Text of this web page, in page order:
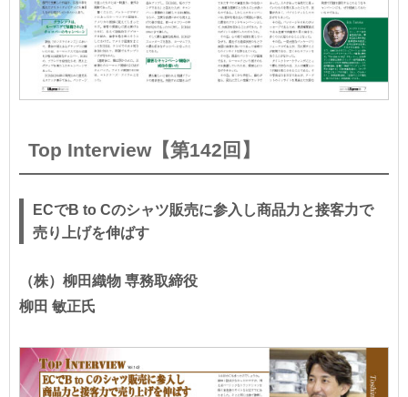
Top Interview【第142回】
ECでB to Cのシャツ販売に参入し商品力と接客力で
売り上げを伸ばす
（株）柳田織物 専務取締役
柳田 敏正氏